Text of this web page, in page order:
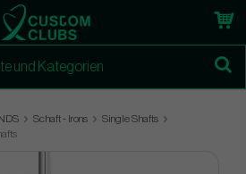
Schaft - Irons
Single Shafts